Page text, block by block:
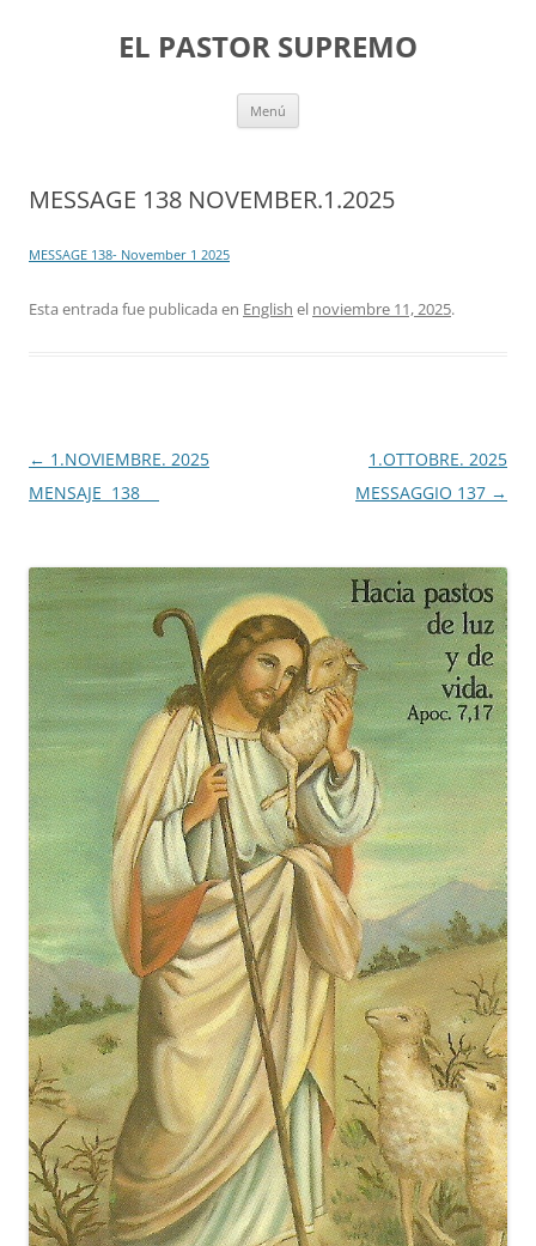
EL PASTOR SUPREMO
Menú
MESSAGE 138 NOVEMBER.1.2025
MESSAGE 138- November 1 2025
Esta entrada fue publicada en English el noviembre 11, 2025.
Navegación
de
← 1.NOVIEMBRE. 2025
MENSAJE 138
1.OTTOBRE. 2025
MESSAGGIO 137 →